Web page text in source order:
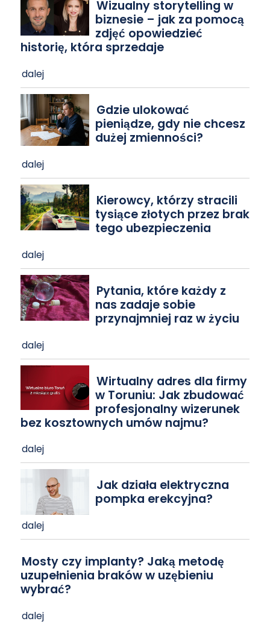
Wizualny storytelling w
biznesie – jak za pomocą
zdjęć opowiedzieć
historię, która sprzedaje
dalej
Gdzie ulokować
pieniądze, gdy nie chcesz
dużej zmienności?
dalej
Kierowcy, którzy stracili
tysiące złotych przez brak
tego ubezpieczenia
dalej
Pytania, które każdy z
nas zadaje sobie
przynajmniej raz w życiu
dalej
Wirtualny adres dla firmy
w Toruniu: Jak zbudować
profesjonalny wizerunek
bez kosztownych umów najmu?
dalej
Jak działa elektryczna
pompka erekcyjna?
dalej
Mosty czy implanty? Jaką metodę
uzupełnienia braków w uzębieniu
wybrać?
dalej